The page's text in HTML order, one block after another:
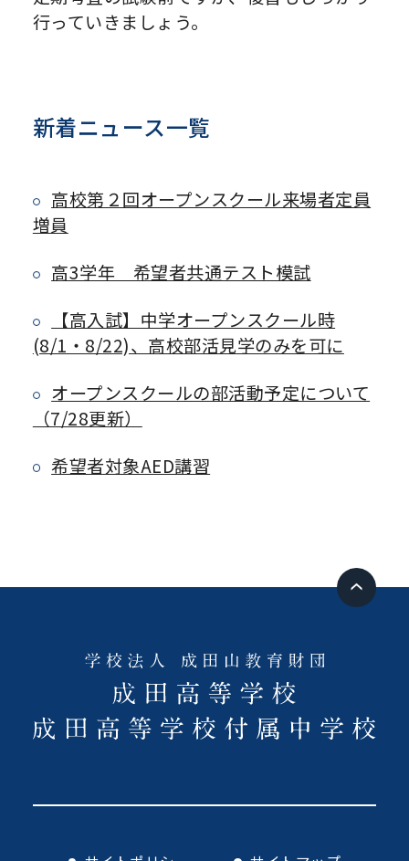
行っていきましょう。
新着ニュース一覧
高校第２回オープンスクール来場者定員
増員
高3学年 希望者共通テスト模試
【高入試】中学オープンスクール時
(8/1・8/22)、高校部活見学のみを可に
オープンスクールの部活動予定について
（7/28更新）
希望者対象AED講習